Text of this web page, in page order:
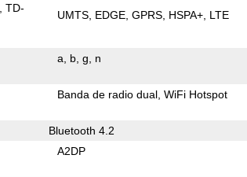
TD-
UMTS EDGE GPRS HSPA+ LTE
a b g n
Banda de radio dual WiFi Hotspot
Bluetooth 4.2
A2DP